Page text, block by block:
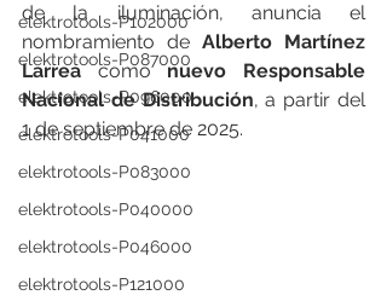
elektrotools-P102000
elektrotools-P087000
elektrotools-P096000
elektrotools-P041000
elektrotools-P083000
elektrotools-P040000
elektrotools-P046000
elektrotools-P121000
de la iluminación, anuncia el
nombramiento de Alberto Martínez
Larrea como nuevo Responsable
Nacional de Distribución, a partir del
1 de septiembre de 2025.